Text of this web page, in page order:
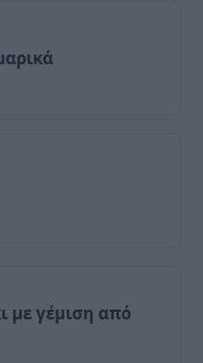
με γέμιση από